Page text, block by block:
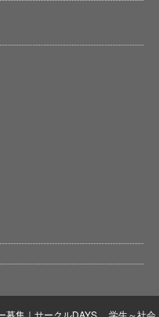
募集｜サークルDAYS 学生～社会